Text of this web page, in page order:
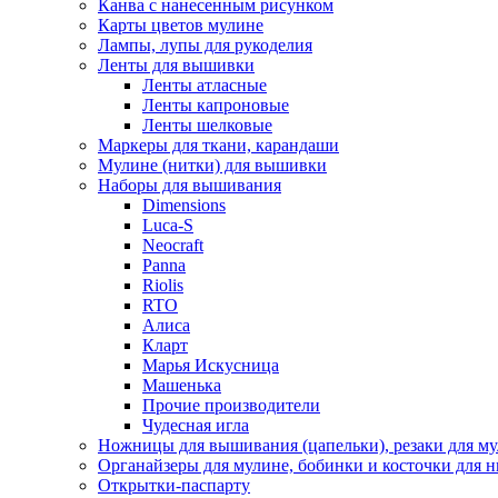
Канва с нанесенным рисунком
Карты цветов мулине
Лампы, лупы для рукоделия
Ленты для вышивки
Ленты атласные
Ленты капроновые
Ленты шелковые
Маркеры для ткани, карандаши
Мулине (нитки) для вышивки
Наборы для вышивания
Dimensions
Luca-S
Neocraft
Panna
Riolis
RTO
Алиса
Кларт
Марья Искусница
Машенька
Прочие производители
Чудесная игла
Ножницы для вышивания (цапельки), резаки для
Органайзеры для мулине, бобинки и косточки для
Открытки-паспарту